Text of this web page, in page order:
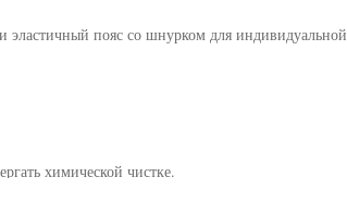
пояс со шнурком для индивидуальной
химической чистке.